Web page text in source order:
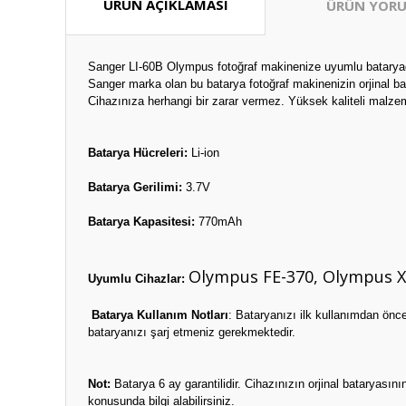
ÜRÜN AÇIKLAMASI ÜRÜN
Sanger LI-60B Olympus fotoğraf makinenize uyumlu
Sanger marka olan bu batarya fotoğraf makinenizin orjinal
Cihazınıza herhangi bir zarar vermez. Yüksek kaliteli
Batarya Hücreleri: Li-ion
Batarya Gerilimi: 3.7V
Batarya Kapasitesi: 770mAh
Uyumlu Cihazlar: Olympus FE-370, Olympus
Batarya Kullanım Notları: Bataryanızı ilk kullanımdan
bataryanızı şarj etmeniz gerekmektedir.
Not: Batarya 6 ay garantilidir. Cihazınızın orjinal
konusunda bilgi alabilirsiniz.